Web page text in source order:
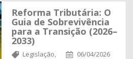
Reforma Tributária: O
Guia de Sobrevivência
para a Transição (2026–
2033)
Legislação,
06/04/2026